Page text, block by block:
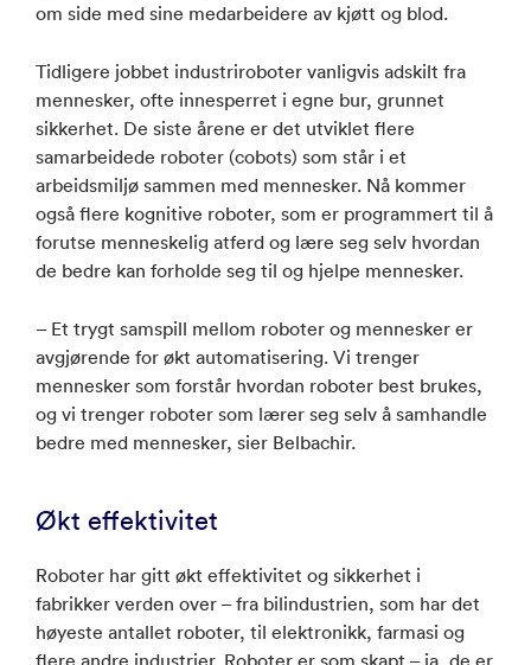
om side med sine medarbeidere av kjøtt og blod.
Tidligere jobbet industriroboter vanligvis adskilt fra
mennesker, ofte innesperret i egne bur, grunnet
sikkerhet. De siste årene er det utviklet flere
samarbeidede roboter (cobots) som står i et
arbeidsmiljø sammen med mennesker. Nå kommer
også flere kognitive roboter, som er programmert til å
forutse menneskelig atferd og lære seg selv hvordan
de bedre kan forholde seg til og hjelpe mennesker.
– Et trygt samspill mellom roboter og mennesker er
avgjørende for økt automatisering. Vi trenger
mennesker som forstår hvordan roboter best brukes,
og vi trenger roboter som lærer seg selv å samhandle
bedre med mennesker, sier Belbachir.
Økt effektivitet
Roboter har gitt økt effektivitet og sikkerhet i
fabrikker verden over – fra bilindustrien, som har det
høyeste antallet roboter, til elektronikk, farmasi og
flere andre industrier. Roboter er som skapt – ja, de er